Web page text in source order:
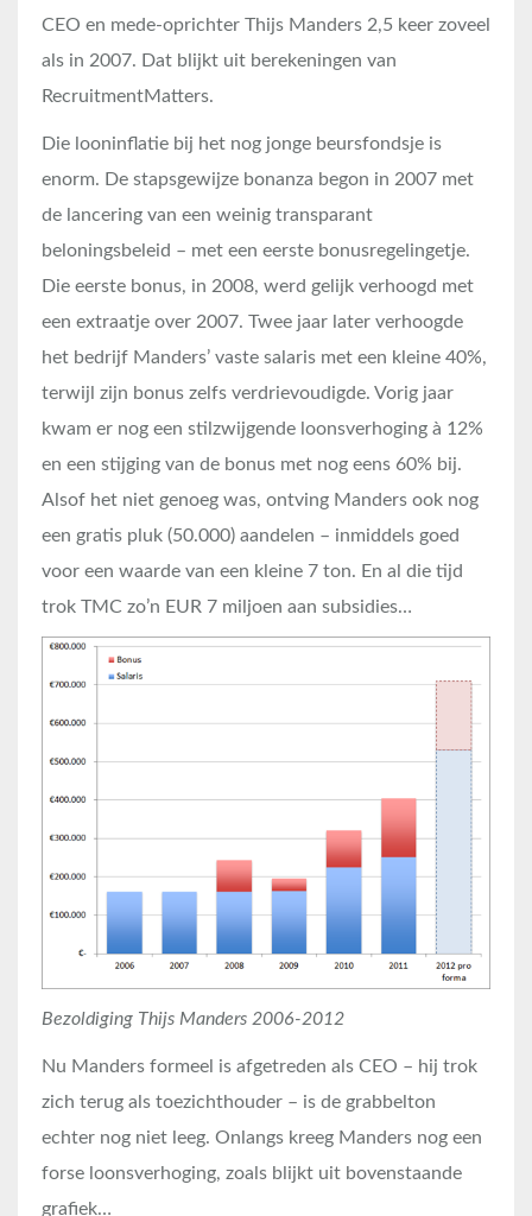
CEO en mede-oprichter Thijs Manders 2,5 keer zoveel
als in 2007. Dat blijkt uit berekeningen van
RecruitmentMatters.
Die looninflatie bij het nog jonge beursfondsje is
enorm. De stapsgewijze bonanza begon in 2007 met
de lancering van een weinig transparant
beloningsbeleid – met een eerste bonusregelingetje.
Die eerste bonus, in 2008, werd gelijk verhoogd met
een extraatje over 2007. Twee jaar later verhoogde
het bedrijf Manders’ vaste salaris met een kleine 40%,
terwijl zijn bonus zelfs verdrievoudigde. Vorig jaar
kwam er nog een stilzwijgende loonsverhoging à 12%
en een stijging van de bonus met nog eens 60% bij.
Alsof het niet genoeg was, ontving Manders ook nog
een gratis pluk (50.000) aandelen – inmiddels goed
voor een waarde van een kleine 7 ton. En al die tijd
trok TMC zo’n EUR 7 miljoen aan subsidies…
Bezoldiging Thijs Manders 2006-2012
Nu Manders formeel is afgetreden als CEO – hij trok
zich terug als toezichthouder – is de grabbelton
echter nog niet leeg. Onlangs kreeg Manders nog een
forse loonsverhoging, zoals blijkt uit bovenstaande
grafiek…